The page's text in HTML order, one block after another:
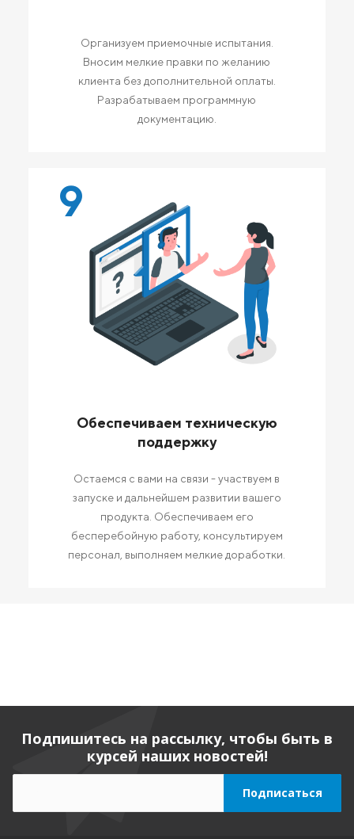
Организуем приемочные испытания.
Вносим мелкие правки по желанию
клиента без дополнительной оплаты.
Разрабатываем программную
документацию.
9
Обеспечиваем техническую
поддержку
Остаемся с вами на связи - участвуем в
запуске и дальнейшем развитии вашего
продукта. Обеспечиваем его
бесперебойную работу, консультируем
персонал, выполняем мелкие доработки.
Подпишитесь на рассылку, чтобы быть в
курсей наших новостей!